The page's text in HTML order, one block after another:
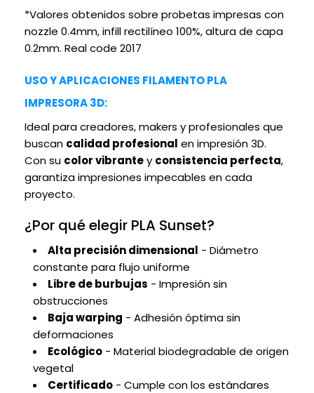
*Valores obtenidos sobre probetas impresas con
nozzle 0.4mm, infill rectilíneo 100%, altura de capa
0.2mm. Real code 2017
USO Y APLICACIONES FILAMENTO PLA
IMPRESORA 3D:
Ideal para creadores, makers y profesionales que
buscan calidad profesional en impresión 3D.
Con su color vibrantey consistencia perfecta,
garantiza impresiones impecables en cada
proyecto.
¿Por qué elegir PLA Sunset?
Alta precisión dimensional - Diámetro
constante para flujo uniforme
Libre de burbujas - Impresión sin
obstrucciones
Baja warping - Adhesión óptima sin
deformaciones
Ecológico - Material biodegradable de origen
vegetal
Certificado - Cumple con los estándares